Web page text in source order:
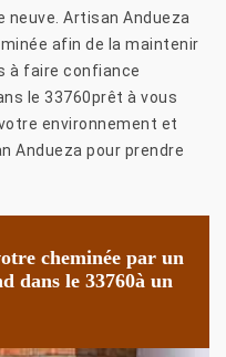
Artisan Andueza
afin de la maintenir
à faire confiance
le 33760prêt à vous
environnement et
Andueza pour prendre
cheminée par un
dans le 33760à un